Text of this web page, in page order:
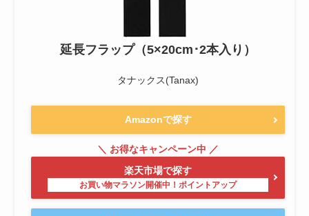
延長フラップ（5×20cm･2本入り）
タナックス(Tanax)
Amazonで探す
楽天市場で探す